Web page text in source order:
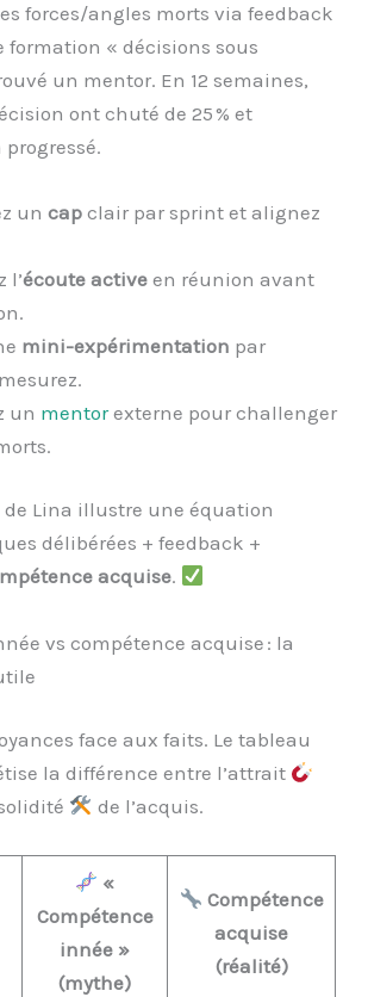
forces/angles morts via feedback
formation « décisions sous
un mentor. En 12 semaines,
ont chuté de 25 % et
un capclair par sprint et alignez
l’écoute activeen réunion avant
mini-expérimentation par
un mentorexterne pour challenger
de Lina illustre une équation
délibérées + feedback +
acquise.
vs compétence acquise : la
face aux faits. Le tableau
la différence entre l’attrait
de l’acquis.
«
Compétence
innée »
(mythe)
Compétence
acquise
(réalité)